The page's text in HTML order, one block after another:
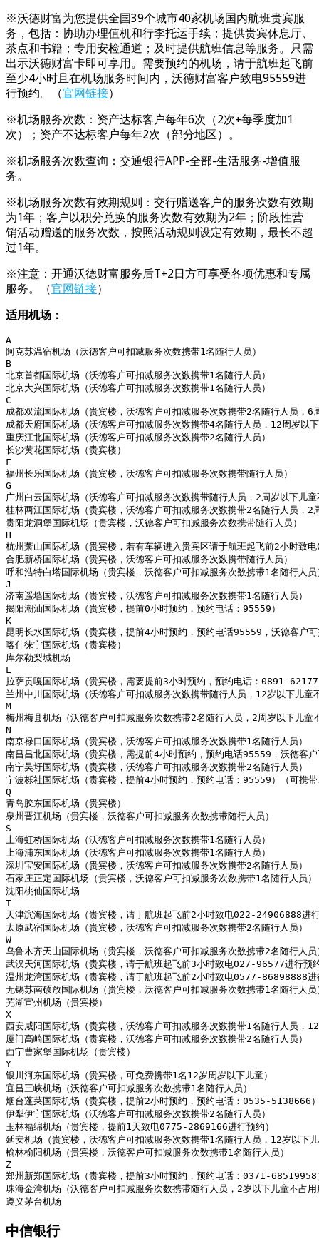
※沃德财富为您提供全国39个城市40家机场国内航班贵宾服
务，包括：协助办理值机和行李托运手续；提供贵宾休息厅、
茶点和书籍；专用安检通道；及时提供航班信息等服务。只需
出示沃德财富卡即可享用。需要预约的机场，请于航班起飞前
至少4小时且在机场服务时间内，沃德财富客户致电95559进
行预约。（官网链接）
※机场服务次数：资产达标客户每年6次（2次+每季度加1
次）；资产不达标客户每年2次（部分地区）。
※机场服务次数查询：交通银行APP-全部-生活服务-增值服
务。
※机场服务次数有效期规则：交行赠送客户的服务次数有效期
为1年；客户以积分兑换的服务次数有效期为2年；阶段性营
销活动赠送的服务次数，按照活动规则设定有效期，最长不超
过1年。
※注意：开通沃德财富服务后T+2日方可享受各项优惠和专属
服务。（官网链接）
适用机场：
A
阿克苏温宿机场（沃德客户可扣减服务次数携带1名随行人员）
B
北京首都国际机场（沃德客户可扣减服务次数携带1名随行人员）
北京大兴国际机场（沃德客户可扣减服务次数携带1名随行人员）
C
成都双流国际机场（贵宾楼，沃德客户可扣减服务次数携带2名随行人员，6
成都天府国际机场（沃德客户可扣减服务次数携带4名随行人员，12周岁以
重庆江北国际机场（沃德客户可扣减服务次数携带2名随行人员）
长沙黄花国际机场（贵宾楼）
F
福州长乐国际机场（贵宾楼，沃德客户可扣减服务次数携带随行人员）
G
广州白云国际机场（沃德客户可扣减服务次数携带随行人员，2周岁以下儿
桂林两江国际机场（贵宾楼，沃德客户可扣减服务次数携带2名随行人员，2
贵阳龙洞堡国际机场（贵宾楼，沃德客户可扣减服务次数携带随行人员）
H
杭州萧山国际机场（贵宾楼，若有车辆进入贵宾区请于航班起飞前2小时
合肥新桥国际机场（贵宾楼，沃德客户可扣减服务次数携带随行人员）
呼和浩特白塔国际机场（贵宾楼，沃德客户可扣减服务次数携带1名随行人员
J
济南遥墙国际机场（贵宾楼，沃德客户可扣减服务次数携带1名随行人员）
揭阳潮汕国际机场（贵宾楼，提前0小时预约，预约电话：95559）
K
昆明长水国际机场（贵宾楼，提前4小时预约，预约电话95559，沃德客户
喀什徕宁国际机场（贵宾楼）
库尔勒梨城机场
L
拉萨贡嘎国际机场（贵宾楼，需要提前3小时预约，预约电话：0891-
兰州中川国际机场（沃德客户可扣减服务次数携带随行人员，12岁以下儿
M
梅州梅县机场（沃德客户可扣减服务次数携带2名随行人员，2周岁以下儿童
N
南京禄口国际机场（贵宾楼，沃德客户可扣减服务次数携带1名随行人员）
南昌昌北国际机场（贵宾楼，需提前4小时预约，预约电话95559，沃德客
南宁吴圩国际机场（贵宾楼，沃德客户可扣减服务次数携带2名随行人员）
宁波栎社国际机场（贵宾楼，提前4小时预约，预约电话：95559）（可携
Q
青岛胶东国际机场（贵宾楼）
泉州晋江机场（贵宾楼，沃德客户可扣减服务次数携带随行人员）
S
上海虹桥国际机场（沃德客户可扣减服务次数携带1名随行人员）
上海浦东国际机场（沃德客户可扣减服务次数携带1名随行人员）
深圳宝安国际机场（贵宾楼，沃德客户可扣减服务次数携带2名随行人员）
石家庄正定国际机场（贵宾楼，沃德客户可扣减服务次数携带1名随行人员）
沈阳桃仙国际机场
T
天津滨海国际机场（贵宾楼，请于航班起飞前2小时致电022-24906888进
太原武宿国际机场（贵宾楼，沃德客户可扣减服务次数携带2名随行人员）
W
乌鲁木齐天山国际机场（贵宾楼，沃德客户可扣减服务次数携带2名随行人员
武汉天河国际机场（贵宾楼，请于航班起飞前3小时致电027-96577进行预
温州龙湾国际机场（贵宾楼，请于航班起飞前2小时致电0577-86898888
无锡苏南硕放国际机场（贵宾楼，沃德客户可扣减服务次数携带1名随行人员
芜湖宣州机场（贵宾楼）
X
西安咸阳国际机场（贵宾楼，沃德客户可扣减服务次数携带1名随行人员，
厦门高崎国际机场（贵宾楼，沃德客户可扣减服务次数携带2名随行人员）
西宁曹家堡国际机场（贵宾楼）
Y
银川河东国际机场（贵宾楼，可免费携带1名12岁周岁以下儿童）
宜昌三峡机场（沃德客户可扣减服务次数携带1名随行人员）
烟台蓬莱国际机场（贵宾楼，提前2小时预约，预约电话：0535-5138666
伊犁伊宁国际机场（沃德客户可扣减服务次数携带2名随行人员）
玉林福绵机场（贵宾楼，提前1天致电0775-2869166进行预约）
延安机场（贵宾楼，沃德客户可扣减服务次数携带1名随行人员，12岁以下
榆林榆阳机场（贵宾楼，沃德客户可扣减服务次数携带1名随行人员）
Z
郑州新郑国际机场（贵宾楼，提前3小时预约，预约电话：0371-68519958
珠海金湾机场（沃德客户可扣减服务次数携带随行人员，2岁以下儿童不占
遵义茅台机场
中信银行